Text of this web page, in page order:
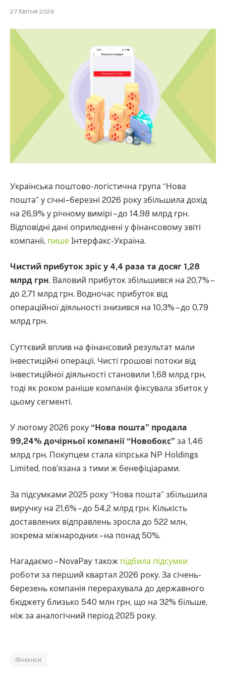
27 Квітня 2026
Українська поштово-логістична група “Нова
пошта” у січні–березні 2026 року збільшила дохід
на 26,9% у річному вимірі – до 14,98 млрд грн.
Відповідні дані оприлюднені у фінансовому звіті
компанії, пише Інтерфакс-Україна.
Чистий прибуток зріс у 4,4 раза та досяг 1,28
млрд грн. Валовий прибуток збільшився на 20,7% –
до 2,71 млрд грн. Водночас прибуток від
операційної діяльності знизився на 10,3% – до 0,79
млрд грн.
Суттєвий вплив на фінансовий результат мали
інвестиційні операції. Чисті грошові потоки від
інвестиційної діяльності становили 1,68 млрд грн,
тоді як роком раніше компанія фіксувала збиток у
цьому сегменті.
У лютому 2026 року “Нова пошта” продала
99,24% дочірньої компанії “Новобокс” за 1,46
млрд грн. Покупцем стала кіпрська NP Holdings
Limited, пов’язана з тими ж бенефіціарами.
За підсумками 2025 року “Нова пошта” збільшила
виручку на 21,6% – до 54,2 млрд грн. Кількість
доставлених відправлень зросла до 522 млн,
зокрема міжнародних – на понад 50%.
Нагадаємо – NovaPay також підбила підсумки
роботи за перший квартал 2026 року. За січень-
березень компанія перерахувала до державного
бюджету близько 540 млн грн, що на 32% більше,
ніж за аналогічний період 2025 року.
Фінанси